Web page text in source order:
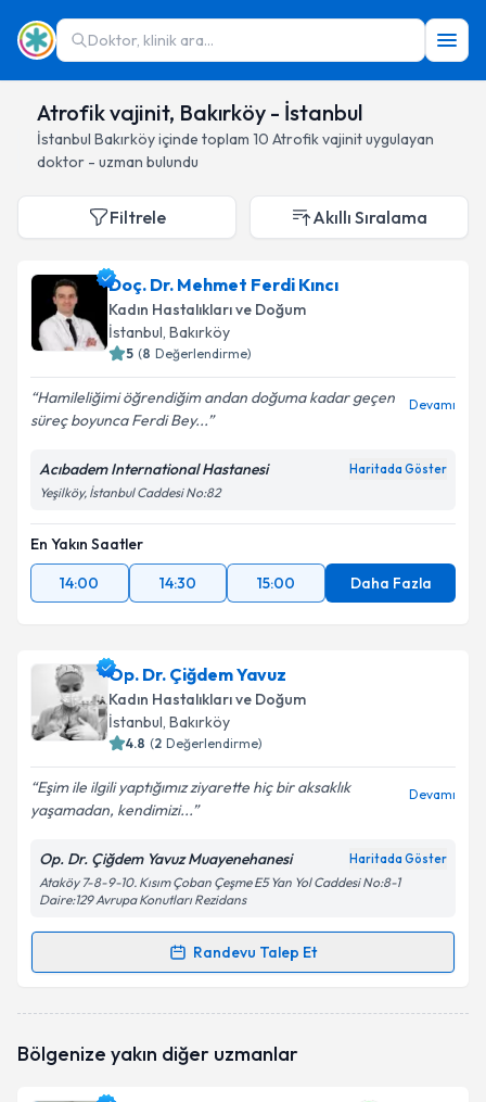
Doktor, klinik ara...
Atrofik vajinit, Bakırköy - İstanbul
İstanbul Bakırköyiçinde toplam 10 Atrofik vajinituygulayan
doktor - uzman bulundu
Filtrele Akıllı Sıralama
Doç. Dr. Mehmet Ferdi Kıncı
Kadın Hastalıkları ve Doğum
İstanbul, Bakırköy
5 (8 Değerlendirme)
Hamileliğimi öğrendiğim andan doğuma kadar geçen
süreç boyunca Ferdi Bey...
Devamı
Acıbadem International Hastanesi Haritada Göster
Yeşilköy, İstanbul Caddesi No:82
En Yakın Saatler
14:00
14:30 15:00 Daha Fazla
Op. Dr. Çiğdem Yavuz
Kadın Hastalıkları ve Doğum
İstanbul, Bakırköy
4.8 (2 Değerlendirme)
Eşim ile ilgili yaptığımız ziyarette hiç bir aksaklık
yaşamadan, kendimizi...
Devamı
Op. Dr. Çiğdem Yavuz Muayenehanesi Haritada Göster
Ataköy 7-8-9-10. Kısım Çoban Çeşme E5 Yan Yol Caddesi No:8-1
Daire:129 Avrupa Konutları Rezidans
Randevu Talep Et
Randevu Takvimi Talebi
oluşturun. Size bu uzmandan randevu almanız için bir
Bölgenize yakın diğer uzmanlar